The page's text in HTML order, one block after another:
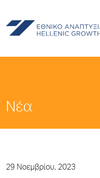
Νέα
29 Νοεμβρίου, 2023